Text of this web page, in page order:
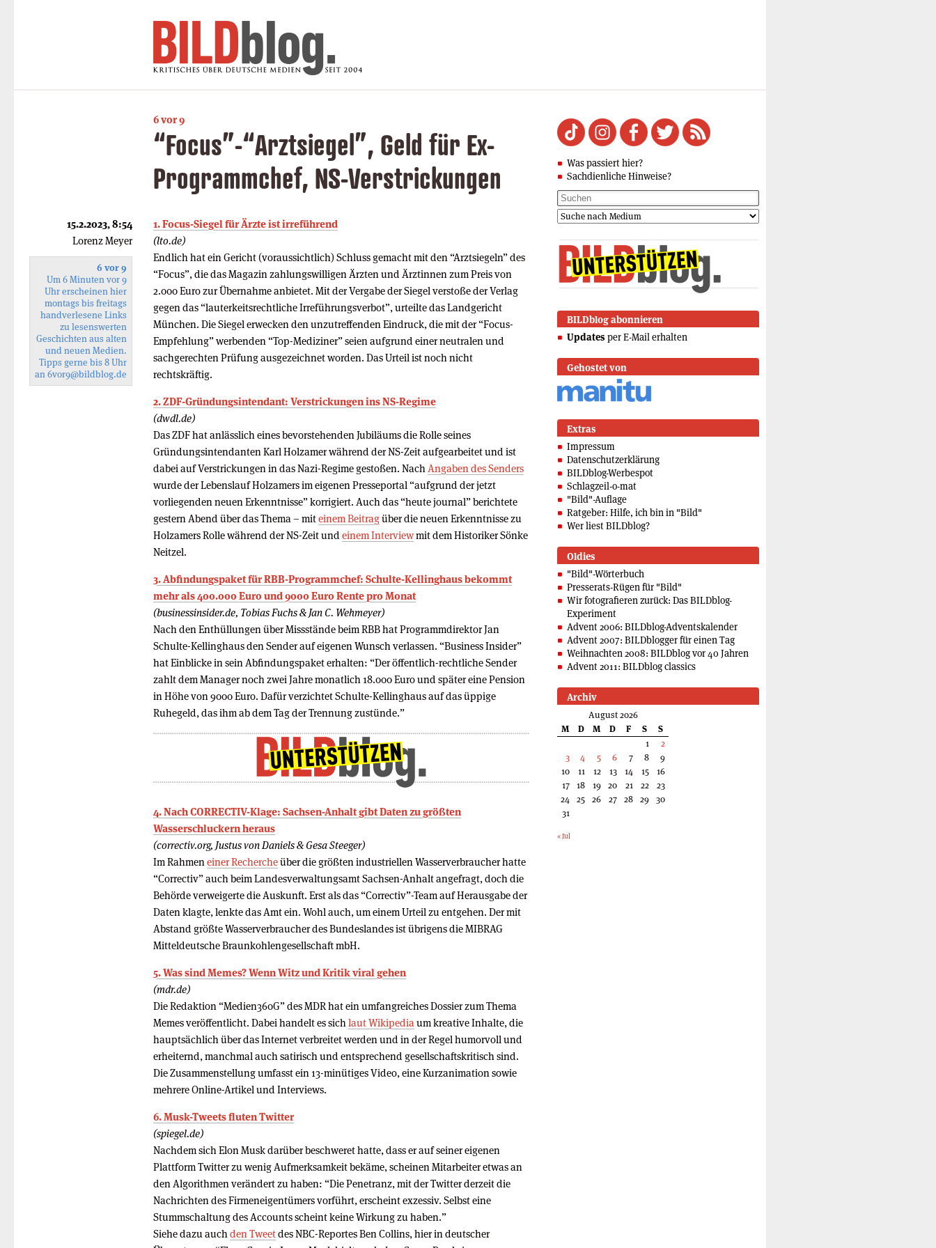
6 vor 9
“Focus”-“Arztsiegel”, Geld für Ex-
Programmchef, NS-Verstrickungen
1. Focus-Siegel für Ärzte ist irre­füh­rend
(lto.de)
Endlich hat ein Gericht (voraussichtlich) Schluss gemacht mit den “Arztsiegeln” des
“Focus”, die das Magazin zahlungswilligen Ärzten und Ärztinnen zum Preis von
2.000 Euro zur Übernahme anbietet. Mit der Vergabe der Siegel verstoße der Verlag
gegen das “lauterkeitsrechtliche Irreführungsverbot”, urteilte das Landgericht
München. Die Siegel erwecken den unzutreffenden Eindruck, die mit der “Focus-
Empfehlung” werbenden “Top-Mediziner” seien aufgrund einer neutralen und
sachgerechten Prüfung ausgezeichnet worden. Das Urteil ist noch nicht
rechtskräftig.
2. ZDF-Gründungsintendant: Verstrickungen ins NS-Regime
(dwdl.de)
Das ZDF hat anlässlich eines bevorstehenden Jubiläums die Rolle seines
Gründungsintendanten Karl Holzamer während der NS-Zeit aufgearbeitet und ist
dabei auf Verstrickungen in das Nazi-Regime gestoßen. Nach Angaben des Senders
wurde der Lebenslauf Holzamers im eigenen Presseportal “aufgrund der jetzt
vorliegenden neuen Erkenntnisse” korrigiert. Auch das “heute journal” berichtete
gestern Abend über das Thema – miteinem Beitragüber die neuen Erkenntnisse zu
Holzamers Rolle während der NS-Zeit und einem Interviewmit dem Historiker Sönke
Neitzel.
3. Abfindungspaket für RBB-Programmchef: Schulte-Kellinghaus bekommt
mehr als 400.000 Euro und 9000 Euro Rente pro Monat
(businessinsider.de, Tobias Fuchs & Jan C. Wehmeyer)
Nach den Enthüllungen über Missstände beim RBB hat Programmdirektor Jan
Schulte-Kellinghaus den Sender auf eigenen Wunsch verlassen. “Business Insider”
hat Einblicke in sein Abfindungspaket erhalten: “Der öffentlich-rechtliche Sender
zahlt dem Manager noch zwei Jahre monatlich 18.000 Euro und später eine Pension
in Höhe von 9000 Euro. Dafür verzichtet Schulte-Kellinghaus auf das üppige
Ruhegeld, das ihm ab dem Tag der Trennung zustünde.”
4. Nach CORRECTIV-Klage: Sachsen-Anhalt gibt Daten zu größten
Wasserschluckern heraus
(correctiv.org, Justus von Daniels & Gesa Steeger)
Im Rahmen einer Rechercheüber die größten industriellen Wasserverbraucher hatte
“Correctiv” auch beim Landesverwaltungsamt Sachsen-Anhalt angefragt, doch die
Behörde verweigerte die Auskunft. Erst als das “Correctiv”-Team auf Herausgabe der
Daten klagte, lenkte das Amt ein. Wohl auch, um einem Urteil zu entgehen. Der mit
Abstand größte Wasserverbraucher des Bundeslandes ist übrigens die MIBRAG
Mitteldeutsche Braunkohlengesellschaft mbH.
5. Was sind Memes? Wenn Witz und Kritik viral gehen
(mdr.de)
Die Redaktion “Medien360G” des MDR hat ein umfangreiches Dossier zum Thema
Memes veröffentlicht. Dabei handelt es sich laut Wikipedia um kreative Inhalte, die
hauptsächlich über das Internet verbreitet werden und in der Regel humorvoll und
erheiternd, manchmal auch satirisch und entsprechend gesellschaftskritisch sind.
Die Zusammenstellung umfasst ein 13-minütiges Video, eine Kurzanimation sowie
mehrere Online-Artikel und Interviews.
6. Musk-Tweets fluten Twitter
(spiegel.de)
Nachdem sich Elon Musk darüber beschweret hatte, dass er auf seiner eigenen
Plattform Twitter zu wenig Aufmerksamkeit bekäme, scheinen Mitarbeiter etwas an
den Algorithmen verändert zu haben: “Die Penetranz, mit der Twitter derzeit die
Nachrichten des Firmeneigentümers vorführt, erscheint exzessiv. Selbst eine
Stummschaltung des Accounts scheint keine Wirkung zu haben.”
Siehe dazu auch den Tweetdes NBC-Reportes Ben Collins, hier in deutscher
15.2.2023, 8:54
Lorenz Meyer
6 vor 9
Um 6 Minuten vor 9
Uhr erscheinen hier
montags bis freitags
handverlesene Links
zu lesenswerten
Geschichten aus alten
und neuen Medien.
Tipps gerne bis 8 Uhr
an6vor9@bildblog.de
Was passiert hier?
Sachdienliche Hinweise?
BILDblog abonnieren
Updates per E-Mail erhalten
Gehostet von
Extras
Impressum
Datenschutzerklärung
BILDblog-Werbespot
Schlagzeil-o-mat
"Bild"-Auflage
Ratgeber: Hilfe, ich bin in "Bild"
Wer liest BILDblog?
Oldies
"Bild"-Wörterbuch
Presserats-Rügen für "Bild"
Wir fotografieren zurück: Das BILDblog-
Experiment
Advent 2006: BILDblog-Adventskalender
Advent 2007: BILDblogger für einen Tag
Weihnachten 2008: BILDblog vor 40 Jahren
Advent 2011: BILDblog classics
Archiv
August 2026
M
D M D F S
S
1
2
3
4 5 6 7 8
9
10
11 12 13 14 15
16
17 18 19 20 21 22
23
24 25 26 27 28 29 30
31
« Jul